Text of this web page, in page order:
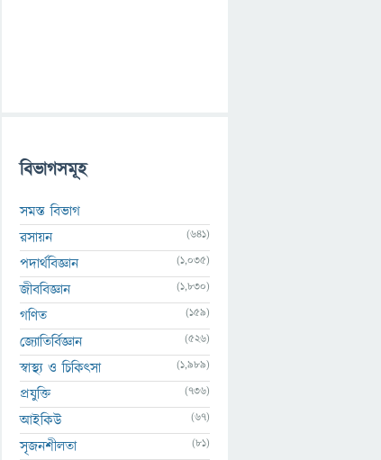
বিভাগসমূহ
সমস্ত বিভাগ
রসায়ন
(641)
পদার্থবিজ্ঞান (1,035)
জীববিজ্ঞান (1,830)
গণিত (159)
জ্যোতির্বিজ্ঞান (526)
স্বাস্থ্য ও চিকিৎসা (1,989)
প্রযুক্তি (736)
আইকিউ (67)
সৃজনশীলতা (81)